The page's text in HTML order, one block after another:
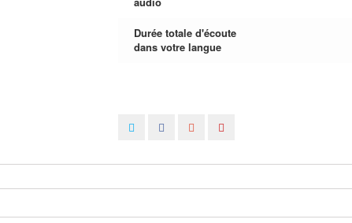
Durée totale d'écoute
dans votre langue